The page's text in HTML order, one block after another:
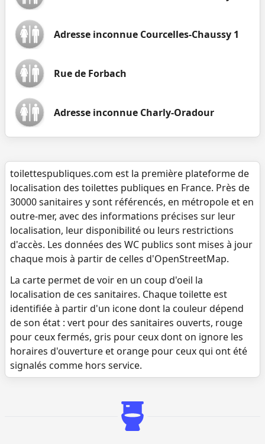
Adresse inconnue Courcelles-Chaussy 1
Rue de Forbach
Adresse inconnue Charly-Oradour
toilettespubliques.com est la première plateforme de
localisation des toilettes publiques en France. Près de
30000 sanitaires y sont référencés, en métropole et en
outre-mer, avec des informations précises sur leur
localisation, leur disponibilité ou leurs restrictions
d'accès. Les données des WC publics sont mises à jour
chaque mois à partir de celles d'OpenStreetMap.
La carte permet de voir en un coup d'oeil la
localisation de ces sanitaires. Chaque toilette est
identifiée à partir d'un icone dont la couleur dépend
de son état : vert pour des sanitaires ouverts, rouge
pour ceux fermés, gris pour ceux dont on ignore les
horaires d'ouverture et orange pour ceux qui ont été
signalés comme hors service.